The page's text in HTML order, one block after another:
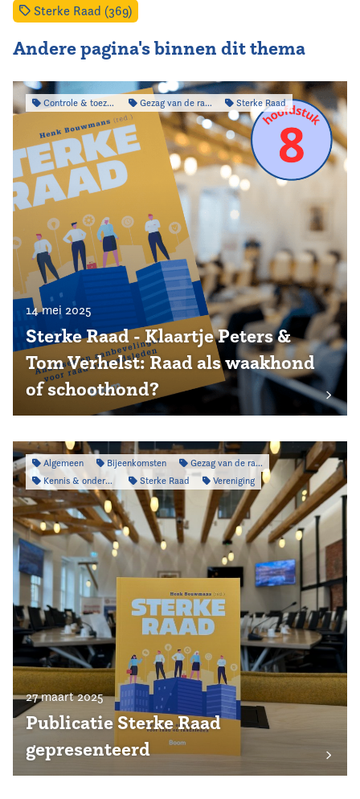
Sterke Raad (369)
Andere pagina's binnen dit thema
Controle & toezicht Gezag van de raad Sterke Raad
14 mei 2025
Sterke Raad - Klaartje Peters &
Tom Verhelst: Raad als waakhond
of schoothond?
Algemeen Bijeenkomsten
Gezag van de raad
Kennis & onderzoek
Sterke Raad Vereniging
27 maart 2025
Publicatie Sterke Raad
gepresenteerd